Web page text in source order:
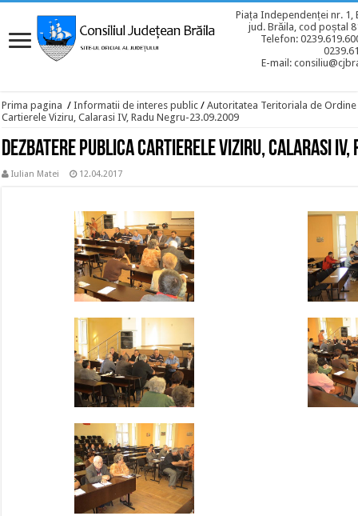
Piața Independenței nr. 1,
jud. Brăila, cod poștal
Telefon:
E-mail:
Prima pagina / Informatii de interes public / Autoritatea Teritoriala de Ordine
Cartierele Viziru, Calarasi IV, Radu Negru-23.09.2009
Dezbatere publica Cartierele Viziru, Calarasi IV,
Iulian Matei 12.04.2017